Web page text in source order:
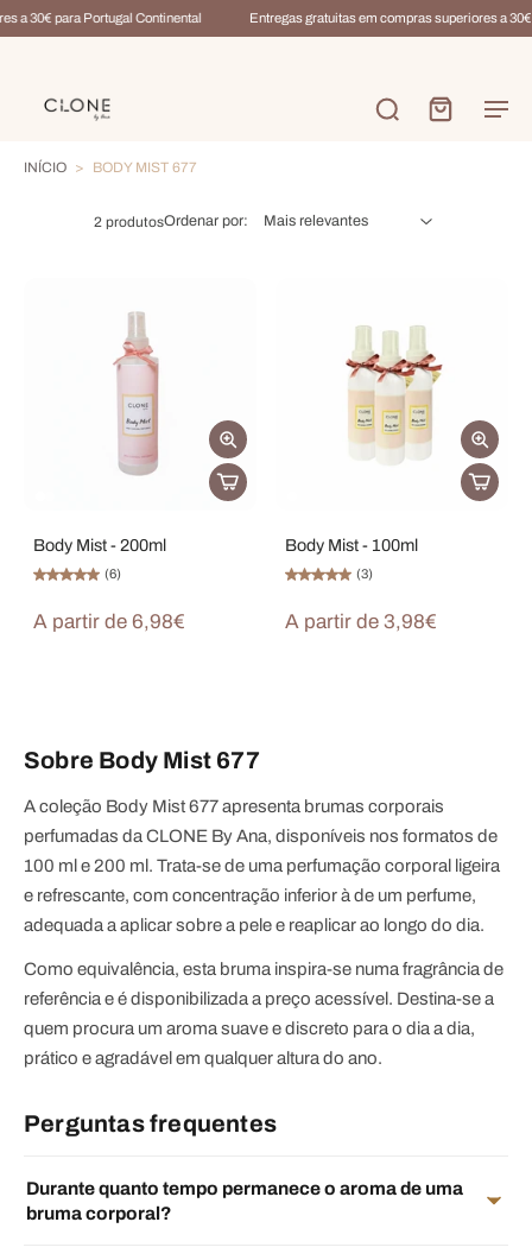
a 30€ para Portugal Continental Entregas gratuitas em compras superiores a
INÍCIO > BODY MIST 677
2 produtosOrdenar por:
Body Mist - 200ml
(6)
A partir de 6,98€
Body Mist - 100ml
(3)
A partir de 3,98€
Sobre Body Mist 677
A coleção Body Mist 677 apresenta brumas corporais
perfumadas da CLONE By Ana, disponíveis nos formatos de
100 ml e 200 ml. Trata-se de uma perfumação corporal ligeira
e refrescante, com concentração inferior à de um perfume,
adequada a aplicar sobre a pele e reaplicar ao longo do dia.
Como equivalência, esta bruma inspira-se numa fragrância de
referência e é disponibilizada a preço acessível. Destina-se a
quem procura um aroma suave e discreto para o dia a dia,
prático e agradável em qualquer altura do ano.
Perguntas frequentes
Durante quanto tempo permanece o aroma de uma
bruma corporal?